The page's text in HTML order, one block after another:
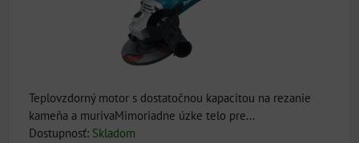
Teplovzdorný motor s dostatočnou kapacitou na rezanie
kameňa a murivaMimoriadne úzke telo pre...
Dostupnosť: Skladom